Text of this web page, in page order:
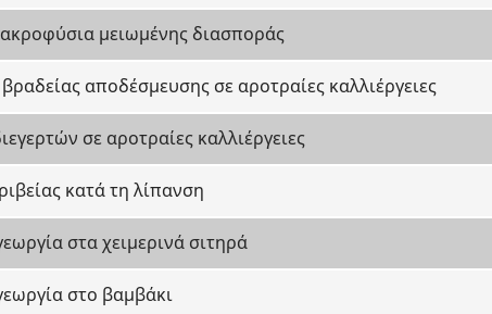
μειωμένης διασποράς
αποδέσμευσης σε αροτραίες καλλιέργειες
σε αροτραίες καλλιέργειες
κατά τη λίπανση
στα χειμερινά σιτηρά
στο βαμβάκι